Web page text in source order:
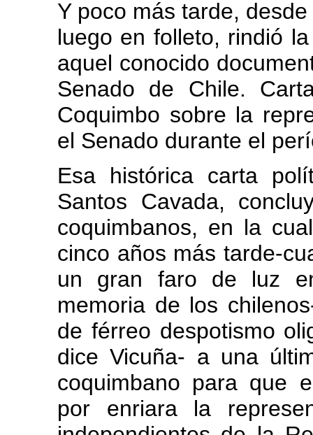
Y poco más tarde,
luego en folleto, rindió
aquel conocido
Senado de Chile.
Coquimbo sobre la
el Senado durante el
Esa histórica carta
Santos Cavada,
coquimbanos, en la
cinco años más tarde-
un gran faro de luz
memoria de los
de férreo despotismo
dice Vicuña- a una
coquimbano para que
por enriara la